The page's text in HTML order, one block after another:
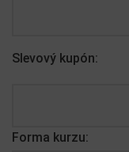
Slevový kupón:
Forma kurzu: